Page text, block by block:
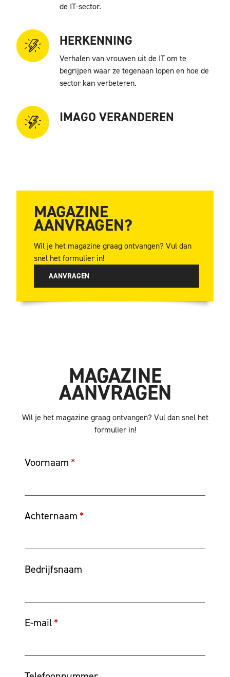
de IT-sector.
HERKENNING
Verhalen van vrouwen uit de IT om te
begrijpen waar ze tegenaan lopen en hoe de
sector kan verbeteren.
IMAGO VERANDEREN
MAGAZINE
AANVRAGEN?
Wil je het magazine graag ontvangen? Vul dan
snel het formulier in!
AANVRAGEN
MAGAZINE
AANVRAGEN
Wil je het magazine graag ontvangen? Vul dan snel het
formulier in!